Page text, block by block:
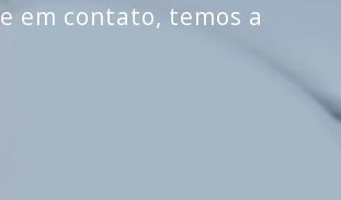
em contato, temos a